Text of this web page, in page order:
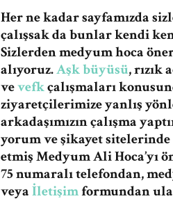
Her ne kadar sayfamızda
çalışsak da bunlar kendi
Sizlerden medyum hoca
alıyoruz.Aşk büyüsü, rızık
vevefkçalışmaları
ziyaretçilerimize yanlış
arkadaşımızın çalışma
yorum ve şikayet sitelerinde
etmiş Medyum Ali Hoca’yı
75 numaralı telefondan,
veyaİletişimformundan